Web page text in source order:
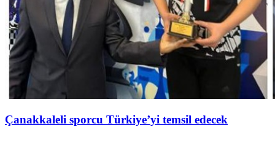
Çanakkaleli sporcu Türkiye’yi temsil edecek